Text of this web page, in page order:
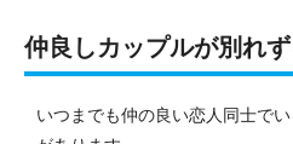
仲良しカップルが別れ
いつまでも仲の良い恋人同士で